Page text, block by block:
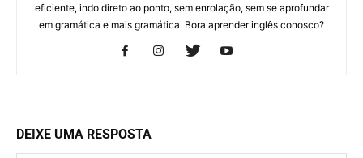
eficiente, indo direto ao ponto, sem enrolação, sem se aprofundar
em gramática e mais gramática. Bora aprender inglês conosco?
DEIXE UMA RESPOSTA